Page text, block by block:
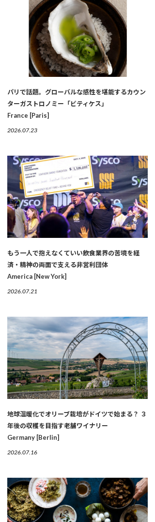
パリで話題。グローバルな感性を堪能するカウン
ターガストロノミー「ビティケス」
France [Paris]
2026.07.23
もう一人で抱えなくていい――飲食業界の苦境を経
済・精神の両面で支える非営利団体
America [New York]
2026.07.21
地球温暖化でオリーブ栽培がドイツで始まる？ ３
年後の収穫を目指す老舗ワイナリー
Germany [Berlin]
2026.07.16